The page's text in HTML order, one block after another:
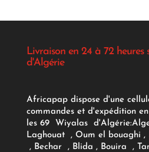
Livraison en 24 à 72 heures
d'Algérie
Africapap dispose d'une
commandes et d'expédition
les 69 Wiyalas d'Algérie:
Laghouat , Oum el bouaghi ,
, Bechar , Blida , Bouira ,